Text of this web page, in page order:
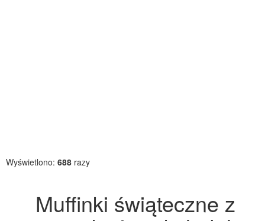
Wyświetlono: 688 razy
Muffinki świąteczne z